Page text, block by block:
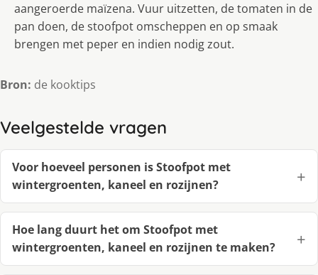
aangeroerde maïzena. Vuur uitzetten, de tomaten in de
pan doen, de stoofpot omscheppen en op smaak
brengen met peper en indien nodig zout.
Bron: de kooktips
Veelgestelde vragen
Voor hoeveel personen is Stoofpot met
wintergroenten, kaneel en rozijnen?
Hoe lang duurt het om Stoofpot met
wintergroenten, kaneel en rozijnen te maken?